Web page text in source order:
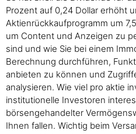
Prozent auf 0,24 Dollar erhöht
Aktienrückkaufprogramm um
um Content und Anzeigen zu
sind und wie Sie bei einem
Berechnung durchführen,
anbieten zu können und
analysieren. Wie viel pro aktie
institutionelle Investoren
börsengehandelter
Ihnen fallen. Wichtig beim